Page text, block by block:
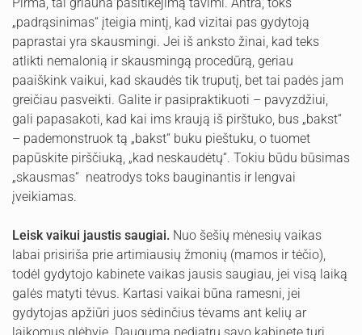
„padrąsinimas“ įteigia mintį, kad vizitai pas gydytoją
paprastai yra skausmingi. Jei iš anksto žinai, kad teks
atlikti nemalonią ir skausmingą procedūrą, geriau
paaiškink vaikui, kad skaudės tik truputį, bet tai padės jam
greičiau pasveikti. Galite ir pasipraktikuoti – pavyzdžiui,
gali papasakoti, kad kai ims kraują iš pirštuko, bus „bakst“
– pademonstruok tą „bakst“ buku pieštuku, o tuomet
papūskite pirščiuką, „kad neskaudėtų“. Tokiu būdu būsimas
„skausmas“ neatrodys toks bauginantis ir lengvai
įveikiamas.
Leisk vaikui jaustis saugiai. Nuo šešių mėnesių vaikas
labai prisiriša prie artimiausių žmonių (mamos ir tėčio),
todėl gydytojo kabinete vaikas jausis saugiau, jei visą laiką
galės matyti tėvus. Kartasi vaikai būna ramesni, jei
gydytojas apžiūri juos sėdinčius tėvams ant kelių ar